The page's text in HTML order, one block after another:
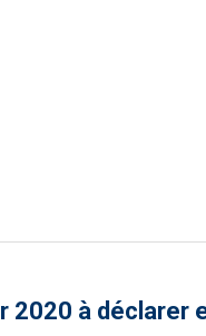
2020 à déclarer